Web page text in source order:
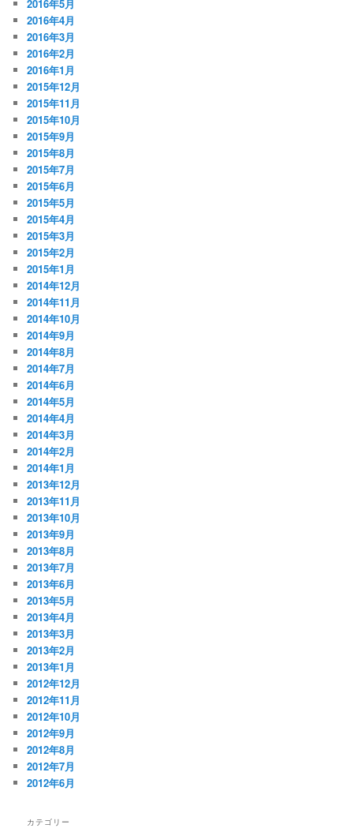
2016年5月
2016年4月
2016年3月
2016年2月
2016年1月
2015年12月
2015年11月
2015年10月
2015年9月
2015年8月
2015年7月
2015年6月
2015年5月
2015年4月
2015年3月
2015年2月
2015年1月
2014年12月
2014年11月
2014年10月
2014年9月
2014年8月
2014年7月
2014年6月
2014年5月
2014年4月
2014年3月
2014年2月
2014年1月
2013年12月
2013年11月
2013年10月
2013年9月
2013年8月
2013年7月
2013年6月
2013年5月
2013年4月
2013年3月
2013年2月
2013年1月
2012年12月
2012年11月
2012年10月
2012年9月
2012年8月
2012年7月
2012年6月
カテゴリー